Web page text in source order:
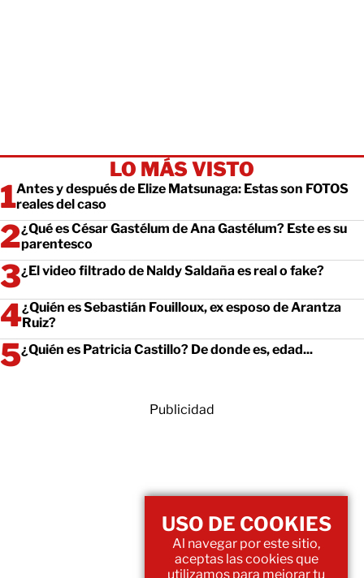
LO MÁS VISTO
Antes y después de Elize Matsunaga: Estas son FOTOS
reales del caso
¿Qué es César Gastélum de Ana Gastélum? Este es su
parentesco
¿El video filtrado de Naldy Saldaña es real o fake?
¿Quién es Sebastián Fouilloux, ex esposo de Arantza
Ruiz?
¿Quién es Patricia Castillo? De donde es, edad...
Publicidad
USO DE COOKIES
Al navegar por este sitio,
aceptas las cookies que
utilizamos para mejorar tu